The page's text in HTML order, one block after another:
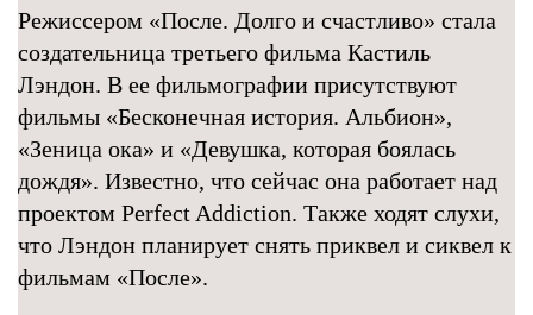
Режиссером «После. Долго и счастливо» стала
создательница третьего фильма Кастиль
Лэндон. В ее фильмографии присутствуют
фильмы «Бесконечная история. Альбион»,
«Зеница ока» и «Девушка, которая боялась
дождя». Известно, что сейчас она работает над
проектом Perfect Addiction. Также ходят слухи,
что Лэндон планирует снять приквел и сиквел к
фильмам «После».